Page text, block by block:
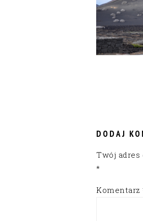
DODAJ
Twój
*
Komentarz